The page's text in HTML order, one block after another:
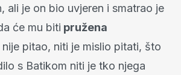
ali je on bio uvjeren i smatrao je
će mu biti pružena
pitao, niti je mislio pitati, što
s Batikom niti je tko njega